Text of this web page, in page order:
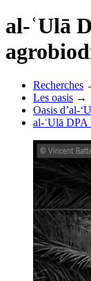
al-ʿUlā
Recherches
Les oasis →
Oasis d’al-
al-ʿUlā DPA